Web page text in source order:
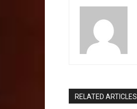
RELATED ARTICLES